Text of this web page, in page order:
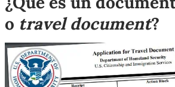
o travel document?